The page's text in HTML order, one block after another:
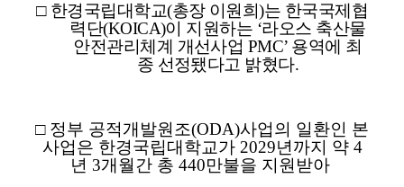
□ 한경국립대학교(총장 이원희)는 한국국제협
력단(KOICA)이 지원하는 ‘라오스 축산물
안전관리체계 개선사업 PMC’ 용역에 최
종 선정됐다고 밝혔다.
□ 정부 공적개발원조(ODA)사업의 일환인 본
사업은 한경국립대학교가 2029년까지 약 4
년 3개월간 총 440만불을 지원받아